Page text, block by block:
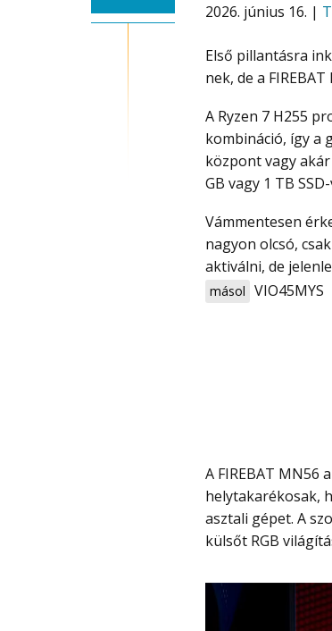
2026. június 16. |
Első pillantásra
nek, de a
A Ryzen 7 H255 processzor és a Radeon 780M GPU párosa kifejezetten erős
kombináció, így a
központ vagy akár
GB vagy 1 TB
Vámmentesen érkezik ingyen szállítással és promo code-ot (kupon) megadva
nagyon olcsó,
aktiválni, de
másol VIO45MYS
A FIREBAT MN56 az egyik legérdekesebb mini PC azok között, amelyek nem csak
helytakarékosak,
asztali gépet. A
külsőt RGB